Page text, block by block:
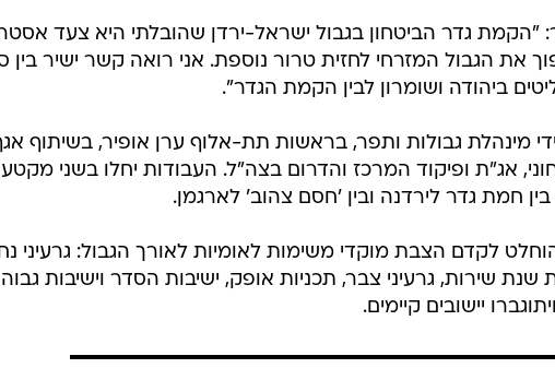
"הקמת גדר הביטחון בגבול ישראל-ירדן שהובלתי היא צעד
את הגבול המזרחי לחזית טרור נוספת. אני רואה קשר ישיר בין
ביהודה ושומרון לבין הקמת הגדר".
מינהלת גבולות ותפר, בראשות תת-אלוף ערן אופיר, בשיתוף
אג"ת ופיקוד המרכז והדרום בצה"ל. העבודות יחלו בשני
לקדם הצבת מוקדי משימות לאומיות לאורך הגבול: גרעיני
שירות, גרעיני צבר, תכניות אופק, ישיבות הסדר וישיבות
יישובים קיימים.